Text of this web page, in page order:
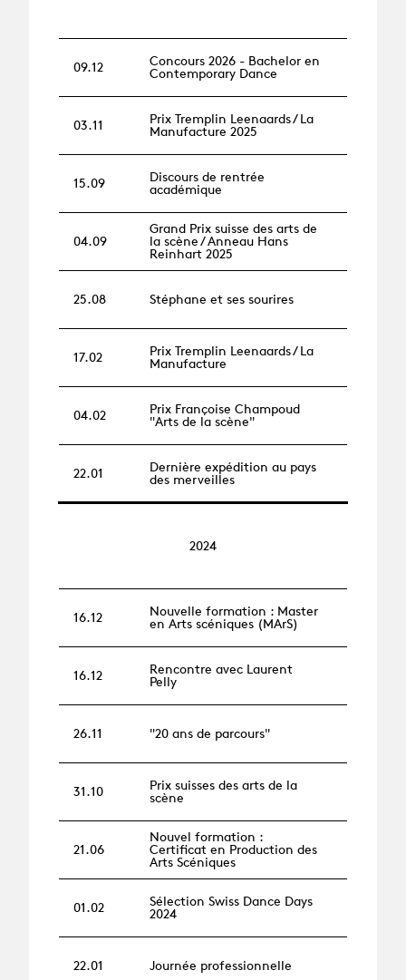
09.12
Concours 2026 - Bachelor en
Contemporary Dance
03.11
Prix Tremplin Leenaards / La
Manufacture 2025
15.09
Discours de rentrée
académique
04.09
Grand Prix suisse des arts de
la scène / Anneau Hans
Reinhart 2025
25.08 Stéphane et ses sourires
17.02
Prix Tremplin Leenaards / La
Manufacture
04.02
Prix Françoise Champoud
"Arts de la scène"
22.01
Dernière expédition au pays
des merveilles
2024
16.12
Nouvelle formation : Master
en Arts scéniques (MArS)
16.12
Rencontre avec Laurent
Pelly
26.11 "20 ans de parcours"
31.10
Prix suisses des arts de la
scène
21.06
Nouvel formation :
Certificat en Production des
Arts Scéniques
01.02
Sélection Swiss Dance Days
2024
22.01 Journée professionnelle